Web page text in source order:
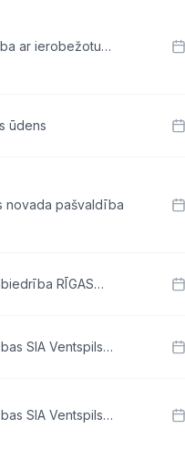
ar ierobežotu
ūdens
novada pašvaldība
RĪGAS
SIA Ventspils
SIA Ventspils